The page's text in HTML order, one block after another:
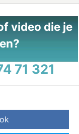
video die je
71 321